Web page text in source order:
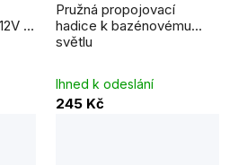
-
Pružná propojovací
hadice k bazénovému
světlu
Ihned k odeslání
245 Kč